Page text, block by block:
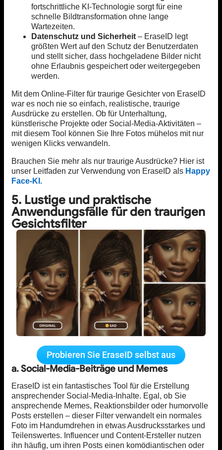
fortschrittliche KI-Technologie sorgt für eine
schnelle Bildtransformation ohne lange
Wartezeiten.
Datenschutz und Sicherheit – EraseID legt
größten Wert auf den Schutz der Benutzerdaten
und stellt sicher, dass hochgeladene Bilder nicht
ohne Erlaubnis gespeichert oder weitergegeben
werden.
Mit dem Online-Filter für traurige Gesichter von EraseID
war es noch nie so einfach, realistische, traurige
Ausdrücke zu erstellen. Ob für Unterhaltung,
künstlerische Projekte oder Social-Media-Aktivitäten –
mit diesem Tool können Sie Ihre Fotos mühelos mit nur
wenigen Klicks verwandeln.
Brauchen Sie mehr als nur traurige Ausdrücke? Hier ist
unser Leitfaden zur Verwendung von EraseID als Happy
Face-KI.
5. Lustige und praktische
Anwendungsfälle für den traurigen
Gesichtsfilter
Probieren Sie EraseID selbst aus
a. Social-Media-Beiträge und Memes
EraseID ist ein fantastisches Tool für die Erstellung
ansprechender Social-Media-Inhalte. Egal, ob Sie
ansprechende Memes, Reaktionsbilder oder humorvolle
Posts erstellen – dieser Filter verwandelt ein normales
Foto im Handumdrehen in etwas Ausdrucksstarkes und
Teilenswertes. Influencer und Content-Ersteller nutzen
ihn häufig, um ihren Posts einen komödiantischen oder